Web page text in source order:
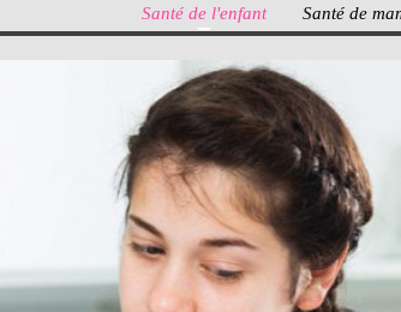
Santé de l'enfant Santé de